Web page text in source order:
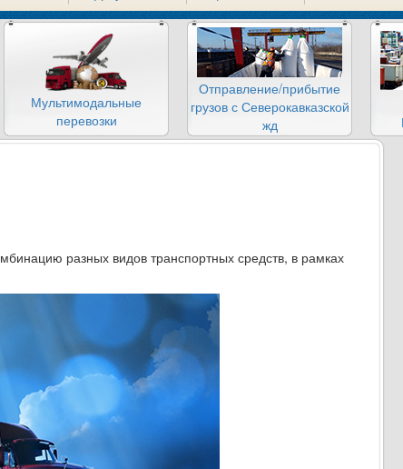
Мультимодальные
перевозки
Отправление/прибытие
грузов с Северокавказской
жд
разных видов транспортных средств, в рамках